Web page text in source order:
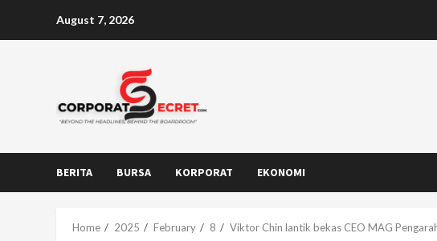
August 7, 2026
BERITA BURSA KORPORAT EKONOMI
Home 2025 February 8 Viktor Chin lantik bekas CEO MAG